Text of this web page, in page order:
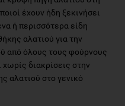
έχουν ήδη ξεκινήσει
ή περισσότερα είδη
αλατιού για την
από όλους τους φούρνους
διακρίσεις στην
αλατιού στο γενικό